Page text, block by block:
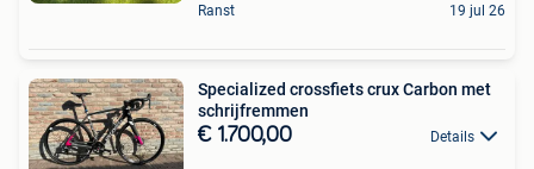
Ranst 19 jul 26
Specialized crossfiets crux Carbon met
schrijfremmen
€ 1.700,00 Details